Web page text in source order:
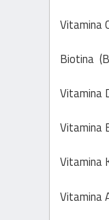
Vitamina
Biotina (B
Vitamina
Vitamina
Vitamina
Vitamina